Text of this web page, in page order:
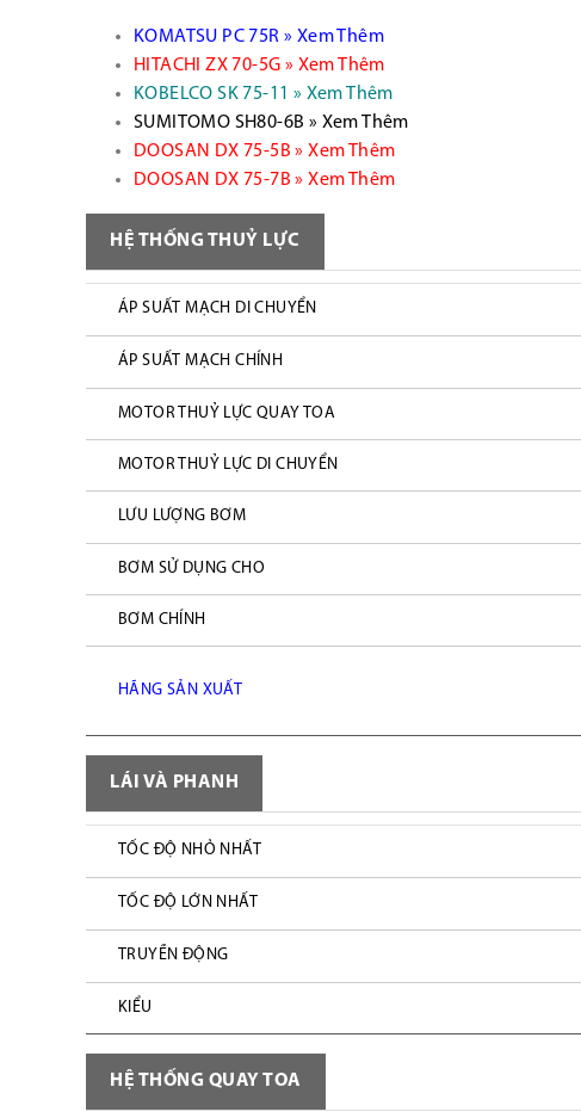
KOMATSU PC 75R » Xem Thêm
HITACHI ZX 70-5G » Xem Thêm
KOBELCO SK 75-11 » Xem Thêm
SUMITOMO SH80-6B » Xem Thêm
DOOSAN DX 75-5B » Xem Thêm
DOOSAN DX 75-7B » Xem Thêm
HỆ THỐNG THUỶ LỰC
ÁP SUẤT MẠCH DI CHUYỂN
ÁP SUẤT MẠCH CHÍNH
MOTOR THUỶ LỰC QUAY TOA
MOTOR THUỶ LỰC DI CHUYỂN
LƯU LƯỢNG BƠM
BƠM SỬ DỤNG CHO
BƠM CHÍNH
HÃNG SẢN XUẤT
LÁI VÀ PHANH
TỐC ĐỘ NHỎ NHẤT
TỐC ĐỘ LỚN NHẤT
TRUYỀN ĐỘNG
KIỂU
HỆ THỐNG QUAY TOA